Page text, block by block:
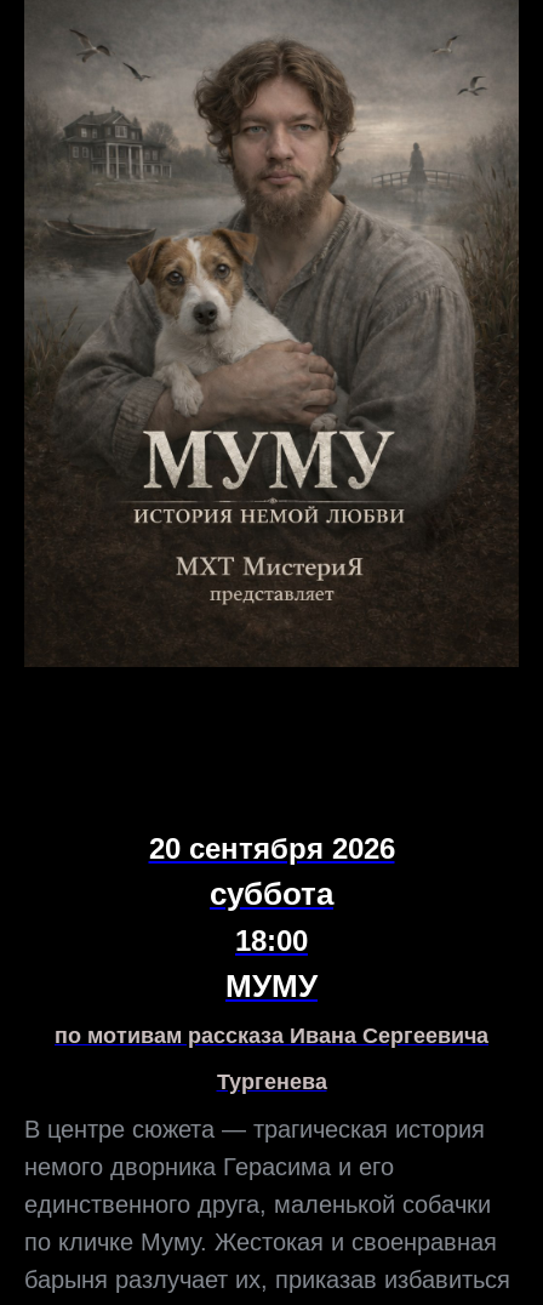
20 сентября 2026
суббота
18:00
МУМУ
по мотивам рассказа Ивана Сергеевича
Тургенева
В центре сюжета — трагическая история
немого дворника Герасима и его
единственного друга, маленькой собачки
по кличке Муму. Жестокая и своенравная
барыня разлучает их, приказав избавиться